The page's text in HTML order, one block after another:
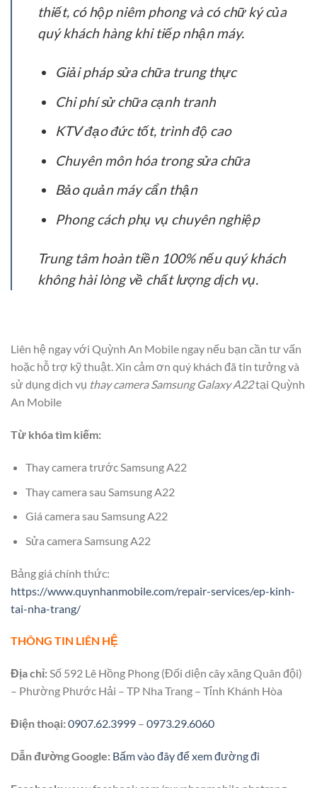
thiết, có hộp niêm phong và có chữ ký của
quý khách hàng khi tiếp nhận máy.
Giải pháp sửa chữa trung thực
Chi phí sử chữa cạnh tranh
KTV đạo đức tốt, trình độ cao
Chuyên môn hóa trong sửa chữa
Bảo quản máy cẩn thận
Phong cách phụ vụ chuyên nghiệp
Trung tâm hoàn tiền 100% nếu quý khách
không hài lòng về chất lượng dịch vụ.
Liên hệ ngay với Quỳnh An Mobile ngay nếu bạn cần tư vấn
hoặc hỗ trợ kỹ thuật. Xin cảm ơn quý khách đã tin tưởng và
sử dụng dịch vụ thay camera Samsung Galaxy A22tại Quỳnh
An Mobile
Từ khóa tìm kiếm:
Thay camera trước Samsung A22
Thay camera sau Samsung A22
Giá camera sau Samsung A22
Sửa camera Samsung A22
Bảng giá chính thức:
https://www.quynhanmobile.com/repair-services/ep-kinh-
tai-nha-trang/
THÔNG TIN LIÊN HỆ
Địa chỉ:Số 592 Lê Hồng Phong (Đối diện cây xăng Quân đội)
– Phường Phước Hải – TP Nha Trang – Tỉnh Khánh Hòa
Điện thoại:0907.62.3999 – 0973.29.6060
Dẫn đường Google: Bấm vào đây để xem đường đi